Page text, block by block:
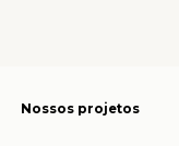
Nossos projetos